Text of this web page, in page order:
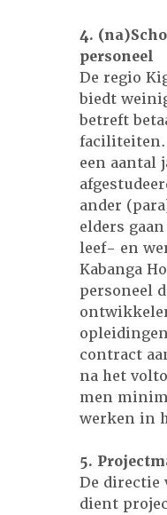
4.
personeel
De regio
biedt
betreft
faciliteiten.
een aantal
ander
elders
leef- en
Kabanga
personeel
contract
na het
men
werken in
5.
De directie
dient